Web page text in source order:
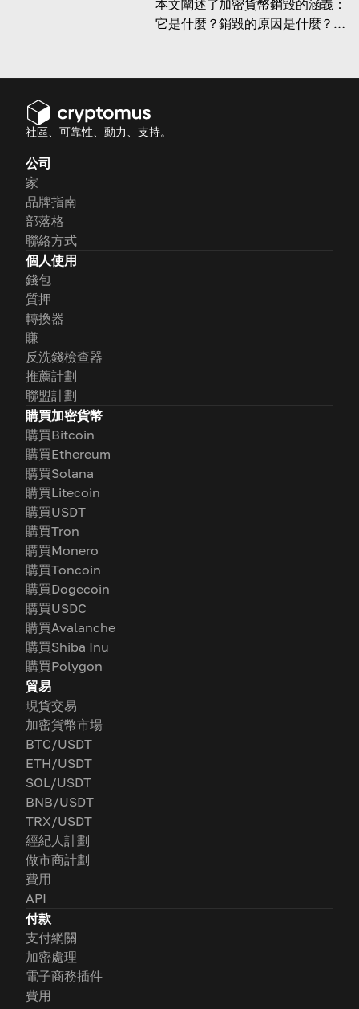
本文闡述了加密貨幣銷毀的涵義：
它是什麼？銷毀的原因是什麼？以
社區、可靠性、動力、支持。
公司
家
品牌指南
部落格
聯絡方式
個人使用
錢包
質押
轉換器
賺
反洗錢檢查器
推薦計劃
聯盟計劃
購買加密貨幣
購買Bitcoin
購買Ethereum
購買Solana
購買Litecoin
購買USDT
購買Tron
購買Monero
購買Toncoin
購買Dogecoin
購買USDC
購買Avalanche
購買Shiba Inu
購買Polygon
貿易
現貨交易
加密貨幣市場
BTC/USDT
ETH/USDT
SOL/USDT
BNB/USDT
TRX/USDT
經紀人計劃
做市商計劃
費用
API
付款
支付網關
加密處理
電子商務插件
費用